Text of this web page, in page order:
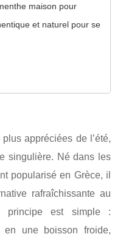
maison pour
et naturel pour se
appréciées de l’été,
singulière. Né dans les
popularisé en Grèce, il
rafraîchissante au
principe est simple :
en une boisson froide,